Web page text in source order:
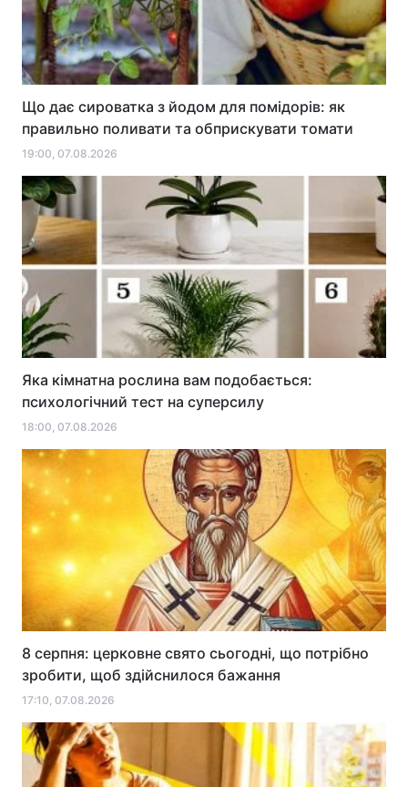
Що дає сироватка з йодом для помідорів: як
правильно поливати та обприскувати томати
19:00, 07.08.2026
Яка кімнатна рослина вам подобається:
психологічний тест на суперсилу
18:00, 07.08.2026
8 серпня: церковне свято сьогодні, що потрібно
зробити, щоб здійснилося бажання
17:10, 07.08.2026